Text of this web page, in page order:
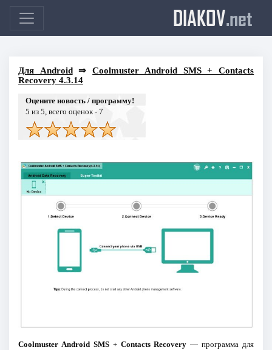
DIAKOV.net
Для Android⇒Coolmuster Android SMS + Contacts
Recovery 4.3.14
Оцените новость / программу!
5 из 5, всего оценок - 7
Coolmuster Android SMS + Contacts Recovery — программа для